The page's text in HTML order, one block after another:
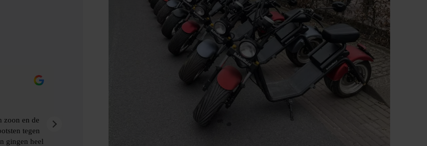
Merel Bosman
Wij hebben met vriendenweekend gebruik gemaakt van Bubbelbal, een
hilarische ervaring!!
Eric Nienhuis
9 maanden geleden
Ontzettend leuke dag gehad met prima
kwamen de afspraken prima na. Aanrader